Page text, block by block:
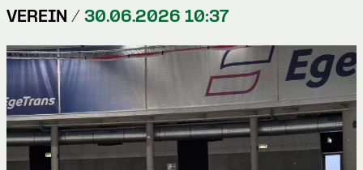
VEREIN / 30.06.2026 10:37